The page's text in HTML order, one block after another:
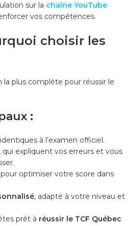
sur la chaîne YouTube
vos compétences.
choisir les
la plus complète pour réussir le
:
à l’examen officiel.
, qui expliquent vos erreurs et vous
pour optimiser votre score dans
, adapté à votre niveau et
prêt à réussir le TCF Québec